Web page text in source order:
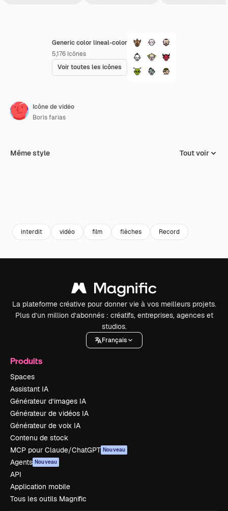
Generic color lineal-color
5,176 Icônes
Voir toutes les icônes
Icône de vidéo
Boris farias
Même style Tout voir
interdit vidéo film flèches Record
La plateforme créative pour donner vie à vos meilleurs projets.
Plus d’un million d’abonnés : créatifs, entreprises, agences et
studios.
Français
Produits
Spaces
Assistant IA
Générateur d’images IA
Générateur de vidéos IA
Générateur de voix IA
Contenu de stock
MCP pour Claude/ChatGPT Nouveau
Agents Nouveau
API
Application mobile
Tous les outils Magnific